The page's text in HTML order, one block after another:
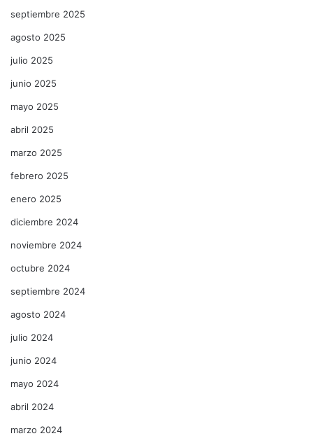
septiembre 2025
agosto 2025
julio 2025
junio 2025
mayo 2025
abril 2025
marzo 2025
febrero 2025
enero 2025
diciembre 2024
noviembre 2024
octubre 2024
septiembre 2024
agosto 2024
julio 2024
junio 2024
mayo 2024
abril 2024
marzo 2024